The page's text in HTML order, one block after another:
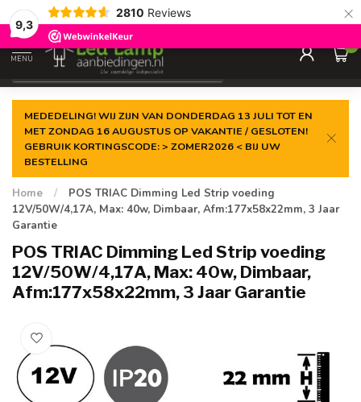
9,3
2810 Reviews ×
Gegarandeerde delaagste prijs
MENU
0
MEDEDELING! WIJ ZIJN VAN DONDERDAG 13 JULI TOT EN
MET ZONDAG 16 AUGUSTUS OP VAKANTIE / GESLOTEN!
GEBRUIK KORTINGSCODE: > ZOMER2026 < BIJ UW
BESTELLING
Home /
POS TRIAC Dimming Led Strip voeding
12V/50W/4,17A, Max: 40w, Dimbaar, Afm:177x58x22mm, 3 Jaar
Garantie
POS TRIAC Dimming Led Strip voeding
12V/50W/4,17A, Max: 40w, Dimbaar,
Afm:177x58x22mm, 3 Jaar Garantie